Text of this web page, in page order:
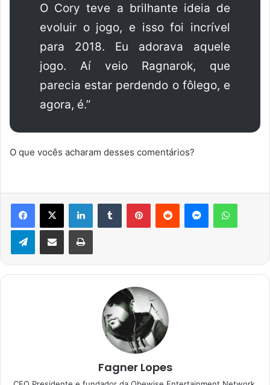
O Cory teve a brilhante ideia de
evoluir o jogo, e isso foi incrível
para 2018. Eu adorava aquele
jogo. Aí veio Ragnarok, que
parecia estar perdendo o fôlego, e
agora, é.”
O que vocês acharam desses comentários?
Facebook
X LinkedinTumblr PinterestReddit Messenger
TelegramCompartilhar via e-mail Imprimir
Fagner Lopes